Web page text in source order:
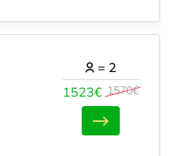
1523€ 1570€
= 2